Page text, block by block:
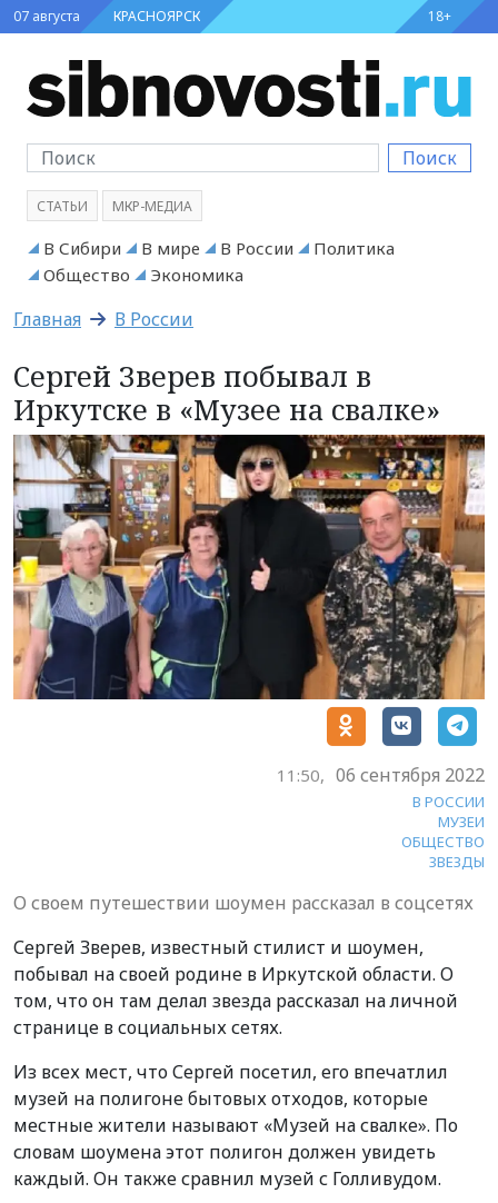
07 августа КРАСНОЯРСК 18+
Поиск
СТАТЬИ МКР-МЕДИА
В Сибири В мире В России
Политика
Общество
Экономика
Главная В России
Сергей Зверев побывал в
Иркутске в «Музее на свалке»
11:50, 06 сентября 2022
В РОССИИ
МУЗЕИ
ОБЩЕСТВО
ЗВЕЗДЫ
О своем путешествии шоумен рассказал в соцсетях
Сергей Зверев, известный стилист и шоумен,
побывал на своей родине в Иркутской области. О
том, что он там делал звезда рассказал на личной
странице в социальных сетях.
Из всех мест, что Сергей посетил, его впечатлил
музей на полигоне бытовых отходов, которые
местные жители называют «Музей на свалке». По
словам шоумена этот полигон должен увидеть
каждый. Он также сравнил музей с Голливудом.